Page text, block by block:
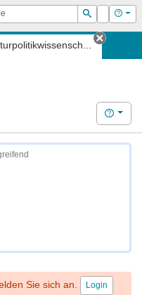
Suchen
Login Hilfe
Tab
Hilfe
Sie sich an. Login